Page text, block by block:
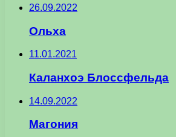
26.09.2022
Ольха
11.01.2021
Каланхоэ Блоссфельда
14.09.2022
Магония